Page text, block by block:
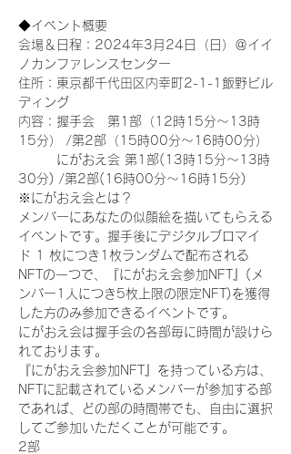
◆イベント概要
会場＆日程：2024年3月24日（日）＠イイ
ノカンファレンスセンター
住所：東京都千代田区内幸町2-1-1飯野ビル
ディング
内容：握手会　第1部（12時15分～13時
15分） /第2部（15時00分～16時00分）
にがおえ会 第1部(13時15分～13時
30分) /第2部(16時00分～16時15分)
※にがおえ会とは？
メンバーにあなたの似顔絵を描いてもらえる
イベントです。握手後にデジタルブロマイ
ド 1 枚につき1枚ランダムで配布される
NFTの一つで、『にがおえ会参加NFT』(メ
ンバー1人につき5枚上限の限定NFT)を獲得
した方のみ参加できるイベントです。
にがおえ会は握手会の各部毎に時間が設けら
れております。
『にがおえ会参加NFT』を持っている方は、
NFTに記載されているメンバーが参加する部
であれば、どの部の時間帯でも、自由に選択
してご参加いただくことが可能です。
2部